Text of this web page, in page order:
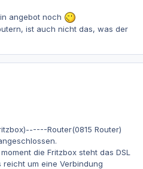
angebot noch
ist auch nicht das, was der
Router(0815 Router)
die Fritzbox steht das DSL
um eine Verbindung